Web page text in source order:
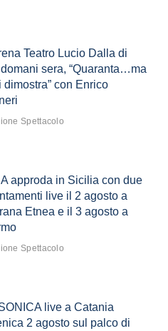
Teatro Lucio Dalla di
sera, “Quaranta…ma
dimostra” con Enrico
Spettacolo
approda in Sicilia con due
live il 2 agosto a
Etnea e il 3 agosto a
Spettacolo
live a Catania
2 agosto sul palco di